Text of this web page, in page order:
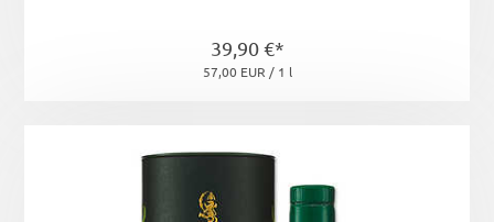
39,90 €*
57,00 EUR / 1 l